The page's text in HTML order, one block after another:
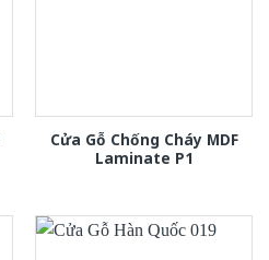
Cửa Gỗ Chống Cháy MDF
Laminate P1